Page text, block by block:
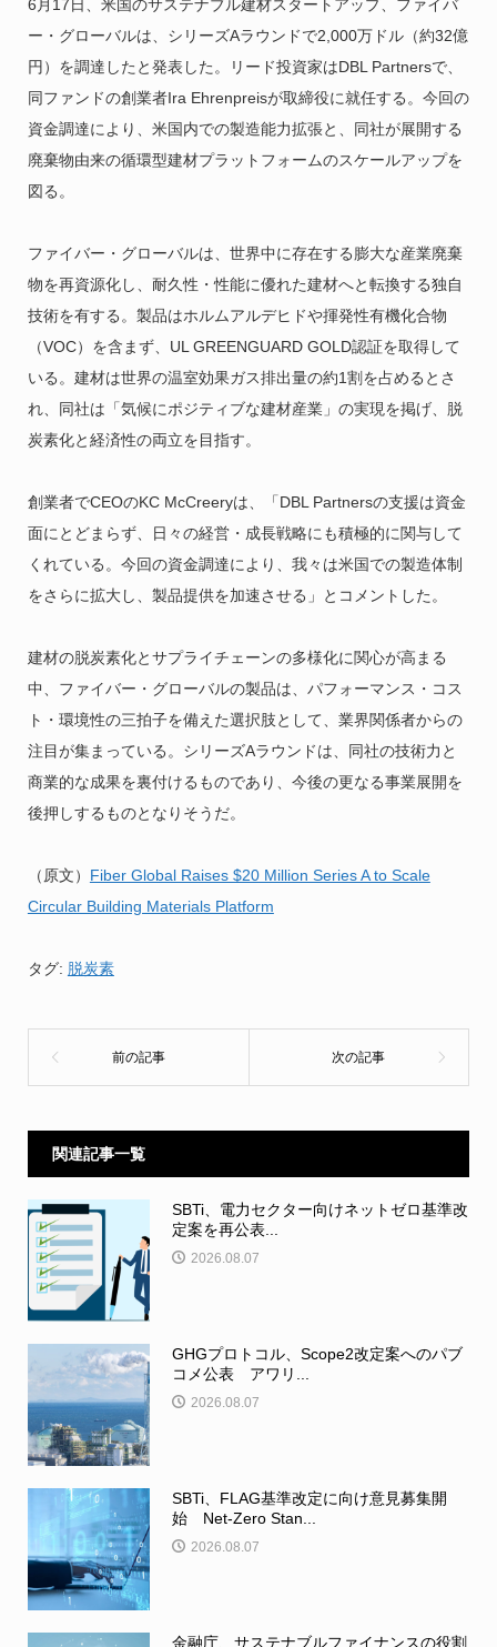
6月17日、米国のサステナブル建材スタートアップ、ファイバ
ー・グローバルは、シリーズAラウンドで2,000万ドル（約32億
円）を調達したと発表した。リード投資家はDBL Partnersで、
同ファンドの創業者Ira Ehrenpreisが取締役に就任する。今回の
資金調達により、米国内での製造能力拡張と、同社が展開する
廃棄物由来の循環型建材プラットフォームのスケールアップを
図る。
ファイバー・グローバルは、世界中に存在する膨大な産業廃棄
物を再資源化し、耐久性・性能に優れた建材へと転換する独自
技術を有する。製品はホルムアルデヒドや揮発性有機化合物
（VOC）を含まず、UL GREENGUARD GOLD認証を取得して
いる。建材は世界の温室効果ガス排出量の約1割を占めるとさ
れ、同社は「気候にポジティブな建材産業」の実現を掲げ、脱
炭素化と経済性の両立を目指す。
創業者でCEOのKC McCreeryは、「DBL Partnersの支援は資金
面にとどまらず、日々の経営・成長戦略にも積極的に関与して
くれている。今回の資金調達により、我々は米国での製造体制
をさらに拡大し、製品提供を加速させる」とコメントした。
建材の脱炭素化とサプライチェーンの多様化に関心が高まる
中、ファイバー・グローバルの製品は、パフォーマンス・コス
ト・環境性の三拍子を備えた選択肢として、業界関係者からの
注目が集まっている。シリーズAラウンドは、同社の技術力と
商業的な成果を裏付けるものであり、今後の更なる事業展開を
後押しするものとなりそうだ。
（原文） Fiber Global Raises $20 Million Series A to Scale
Circular Building Materials Platform
タグ: 脱炭素
関連記事一覧
SBTi、電力セクター向けネットゼロ基準改
定案を再公表...
2026.08.07
GHGプロトコル、Scope2改定案へのパブ
コメ公表 アワリ...
2026.08.07
SBTi、FLAG基準改定に向け意見募集開
始 Net-Zero Stan...
2026.08.07
金融庁、サステナブルファイナンスの役割